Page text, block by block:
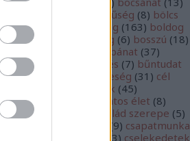
bőkezűség (8) bölcs
) bölcsek bölcsesség (163) boldog
boldogság bőség (6) bosszú (18)
bűnbánat (37)
büntetés (7) bűntudat
) bűnvallás büszkeség (31 ) cél
célok (45)
céltudatos élet (8)
6 család szerepe (5)
(9) csapatmunka
23) cselekedetek